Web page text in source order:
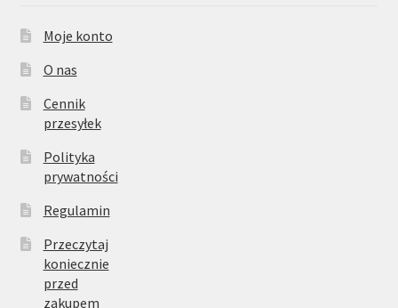
Moje konto
O nas
Cennik
przesyłek
Polityka
prywatności
Regulamin
Przeczytaj
koniecznie
przed
zakupem